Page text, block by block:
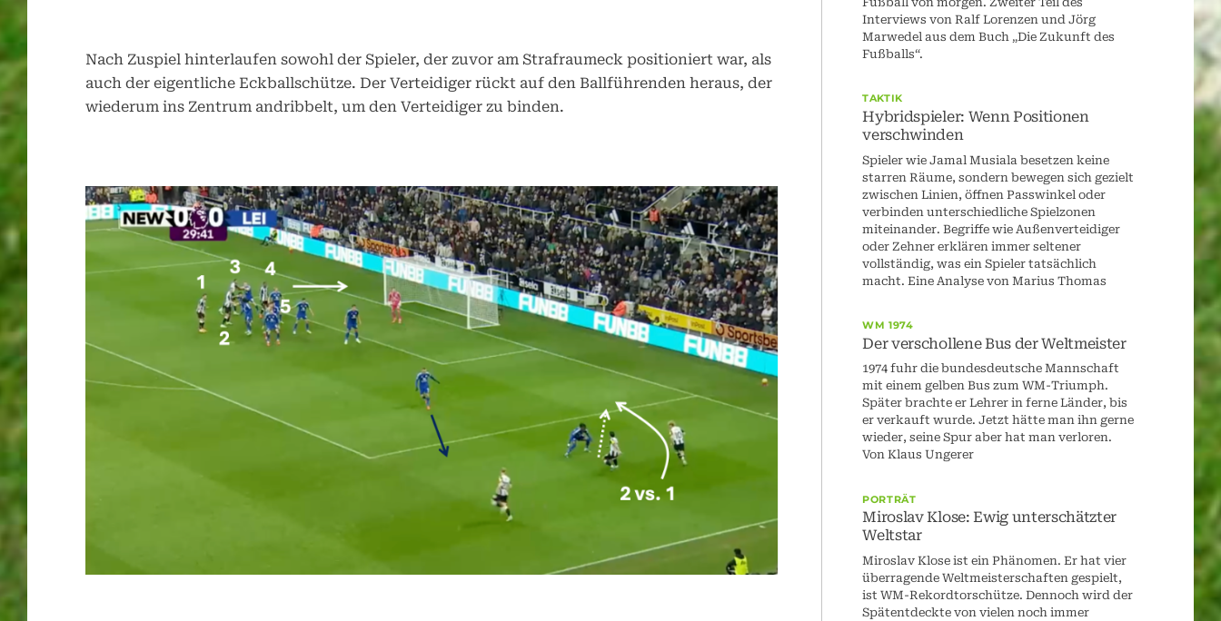
Nach Zuspiel hinterlaufen sowohl der Spieler, der zuvor am Strafraumeck positioniert war, als
auch der eigentliche Eckballschütze. Der Verteidiger rückt auf den Ballführenden heraus, der
wiederum ins Zentrum andribbelt, um den Verteidiger zu binden.
Interviews von Ralf Lorenzen und Jörg
Marwedel aus dem Buch „Die Zukunft des
Fußballs“.
TAKTIK
Hybridspieler: Wenn Positionen
verschwinden
Spieler wie Jamal Musiala besetzen keine
starren Räume, sondern bewegen sich gezielt
zwischen Linien, öffnen Passwinkel oder
verbinden unterschiedliche Spielzonen
miteinander. Begriffe wie Außenverteidiger
oder Zehner erklären immer seltener
vollständig, was ein Spieler tatsächlich
macht. Eine Analyse von Marius Thomas
WM 1974
Der verschollene Bus der Weltmeister
1974 fuhr die bundesdeutsche Mannschaft
mit einem gelben Bus zum WM-Triumph.
Später brachte er Lehrer in ferne Länder, bis
er verkauft wurde. Jetzt hätte man ihn gerne
wieder, seine Spur aber hat man verloren.
Von Klaus Ungerer
PORTRÄT
Miroslav Klose: Ewig unterschätzter
Weltstar
Miroslav Klose ist ein Phänomen. Er hat vier
überragende Weltmeisterschaften gespielt,
ist WM-Rekordtorschütze. Dennoch wird der
Spätentdeckte von vielen noch immer